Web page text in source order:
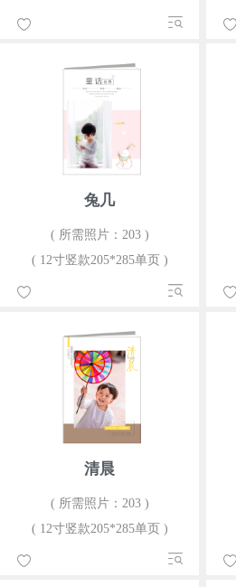
兔几
( 所需照片：203 )
( 12寸竖款205*285单页 )
清晨
( 所需照片：203 )
( 12寸竖款205*285单页 )